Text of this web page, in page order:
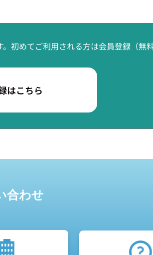
初めてご利用される方は会員登録（無
はこちら
合わせ